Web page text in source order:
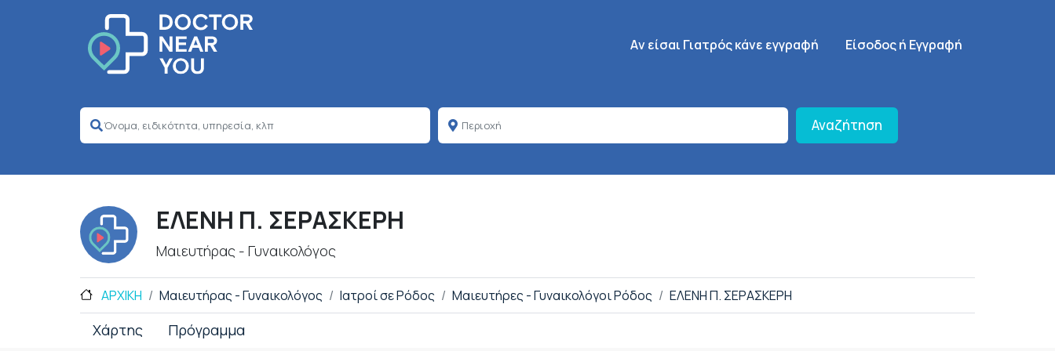
Κεντρική πλοήγηση
Aν είσαι Γιατρός κάνε εγγραφή SignUp Menu
Είσοδος ή Εγγραφή
Αναζήτηση
ΕΛΕΝΗ Π. ΣΕΡΑΣΚΕΡΗ
Μαιευτήρας - Γυναικολόγος
ΑΡΧΙΚΗ Μαιευτήρας - Γυναικολόγος Ιατροί σε Ρόδος Μαιευτήρες - Γυναικολόγοι Ρόδος ΕΛΕΝΗ Π. ΣΕΡΑΣΚΕΡΗ
Χάρτης Πρόγραμμα